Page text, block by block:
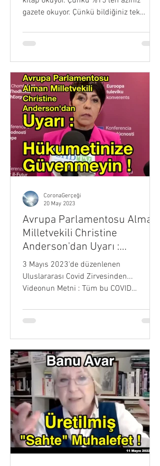
gazete okuyor. Çünkü bildiğiniz tek
Avrupa Parlamentosu Alman
Milletvekili Christine
Anderson'dan Uyarı :
HÜKUMETİNİZE GÜVENMEYİN
!
3 Mayıs 2023'de düzenlenen
Uluslararası Covid Zirvesinden...
Videonun Metni : Tüm bu COVID
CoronaGerçeği
20 May 2023